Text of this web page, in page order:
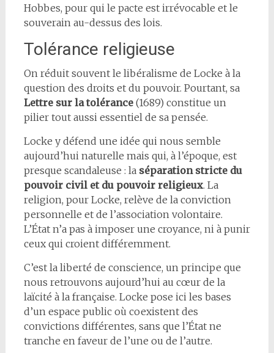
Hobbes, pour qui le pacte est irrévocable et le
souverain au-dessus des lois.
Tolérance religieuse
On réduit souvent le libéralisme de Locke à la
question des droits et du pouvoir. Pourtant, sa
Lettre sur la tolérance(1689) constitue un
pilier tout aussi essentiel de sa pensée.
Locke y défend une idée qui nous semble
aujourd’hui naturelle mais qui, à l’époque, est
presque scandaleuse : la séparation stricte du
pouvoir civil et du pouvoir religieux. La
religion, pour Locke, relève de la conviction
personnelle et de l’association volontaire.
L’État n’a pas à imposer une croyance, ni à punir
ceux qui croient différemment.
C’est la liberté de conscience, un principe que
nous retrouvons aujourd’hui au cœur de la
laïcité à la française. Locke pose ici les bases
d’un espace public où coexistent des
convictions différentes, sans que l’État ne
tranche en faveur de l’une ou de l’autre.